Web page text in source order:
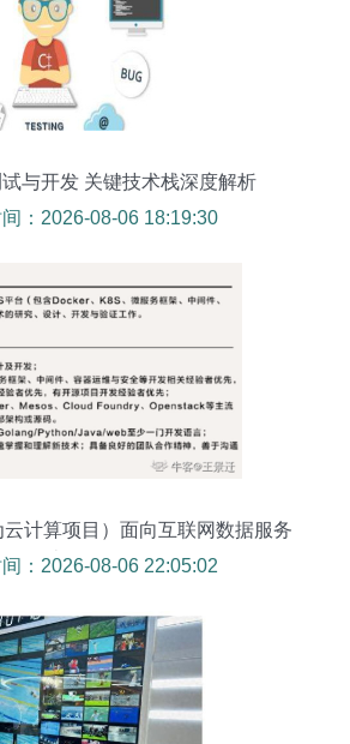
与开发 关键技术栈深度解析
：2026-08-06 18:19:30
计算项目）面向互联网数据服务
聘云计算软件开发工程师
：2026-08-06 22:05:02